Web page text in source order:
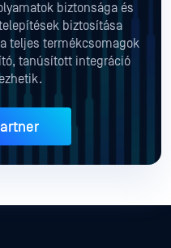
biztonsága és
biztosítása
teljes termékcsomagok
tanúsított integráció